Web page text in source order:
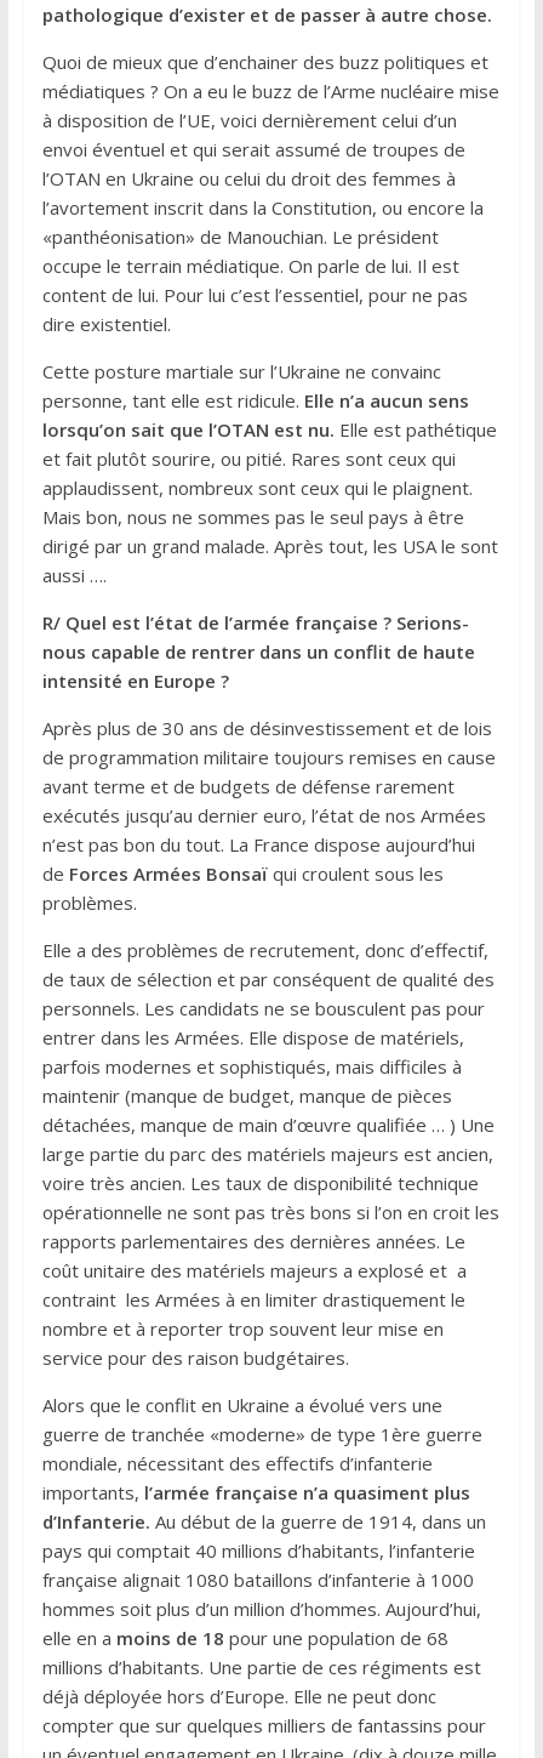
pathologique d’exister et de passer à autre chose.
Quoi de mieux que d’enchainer des buzz politiques et
médiatiques ? On a eu le buzz de l’Arme nucléaire mise
à disposition de l’UE, voici dernièrement celui d’un
envoi éventuel et qui serait assumé de troupes de
l’OTAN en Ukraine ou celui du droit des femmes à
l’avortement inscrit dans la Constitution, ou encore la
«panthéonisation» de Manouchian. Le président
occupe le terrain médiatique. On parle de lui. Il est
content de lui. Pour lui c’est l’essentiel, pour ne pas
dire existentiel.
Cette posture martiale sur l’Ukraine ne convainc
personne, tant elle est ridicule. Elle n’a aucun sens
lorsqu’on sait que l’OTAN est nu. Elle est pathétique
et fait plutôt sourire, ou pitié. Rares sont ceux qui
applaudissent, nombreux sont ceux qui le plaignent.
Mais bon, nous ne sommes pas le seul pays à être
dirigé par un grand malade. Après tout, les USA le sont
aussi ….
R/ Quel est l’état de l’armée française ? Serions-
nous capable de rentrer dans un conflit de haute
intensité en Europe ?
Après plus de 30 ans de désinvestissement et de lois
de programmation militaire toujours remises en cause
avant terme et de budgets de défense rarement
exécutés jusqu’au dernier euro, l’état de nos Armées
n’est pas bon du tout. La France dispose aujourd’hui
de Forces Armées Bonsaï qui croulent sous les
problèmes.
Elle a des problèmes de recrutement, donc d’effectif,
de taux de sélection et par conséquent de qualité des
personnels. Les candidats ne se bousculent pas pour
entrer dans les Armées. Elle dispose de matériels,
parfois modernes et sophistiqués, mais difficiles à
maintenir (manque de budget, manque de pièces
détachées, manque de main d’œuvre qualifiée … ) Une
large partie du parc des matériels majeurs est ancien,
voire très ancien. Les taux de disponibilité technique
opérationnelle ne sont pas très bons si l’on en croit les
rapports parlementaires des dernières années. Le
coût unitaire des matériels majeurs a explosé et a
contraint les Armées à en limiter drastiquement le
nombre et à reporter trop souvent leur mise en
service pour des raison budgétaires.
Alors que le conflit en Ukraine a évolué vers une
guerre de tranchée «moderne» de type 1ère guerre
mondiale, nécessitant des effectifs d’infanterie
importants, l’armée française n’a quasiment plus
d’Infanterie. Au début de la guerre de 1914, dans un
pays qui comptait 40 millions d’habitants, l’infanterie
française alignait 1080 bataillons d’infanterie à 1000
hommes soit plus d’un million d’hommes. Aujourd’hui,
elle en a moins de 18 pour une population de 68
millions d’habitants. Une partie de ces régiments est
déjà déployée hors d’Europe. Elle ne peut donc
compter que sur quelques milliers de fantassins pour